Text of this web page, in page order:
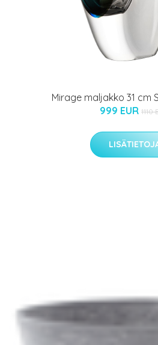
Mirage maljakko 31 cm
999 EUR 1110